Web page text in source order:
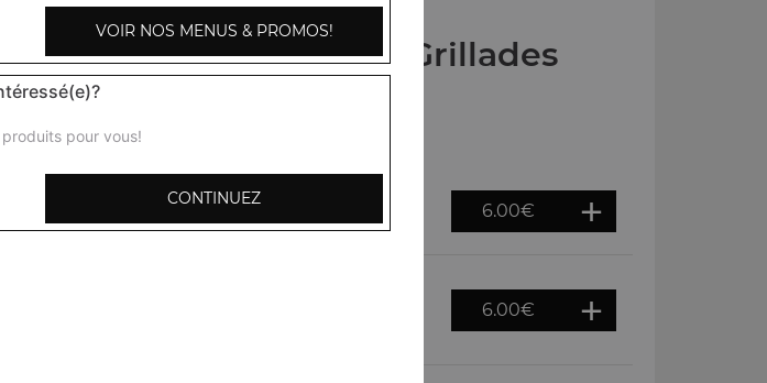
Nos Entrées Grillades
aux épices maison, puis grillée au four tandoor
6.00€
6.00€
VOIR NOS MENUS & PROMOS!
pour vous!
CONTINUEZ